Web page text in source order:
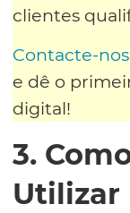
clientes
Contacte-
e dê o
digital!
3.
Utilizar